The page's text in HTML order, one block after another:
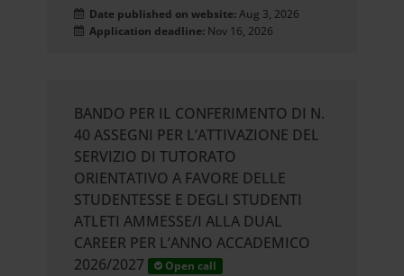
Date published on website:Aug 3, 2026
Application deadline: Nov 16, 2026
BANDO PER IL CONFERIMENTO DI N.
40 ASSEGNI PER L’ATTIVAZIONE DEL
SERVIZIO DI TUTORATO
ORIENTATIVO A FAVORE DELLE
STUDENTESSE E DEGLI STUDENTI
ATLETI AMMESSE/I ALLA DUAL
CAREER PER L’ANNO ACCADEMICO
2026/2027
Open call